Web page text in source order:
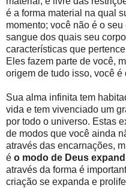
é a forma material na qual
momento; você não é o
sangue dos quais seu
características que
Eles fazem parte de você,
origem de tudo isso, você
Sua alma infinita tem
vida e tem vivenciado um
por todo o universo. Estas
de modos que você ainda
através das encarnações,
é o modo de Deus
através da forma é
criação se expanda e